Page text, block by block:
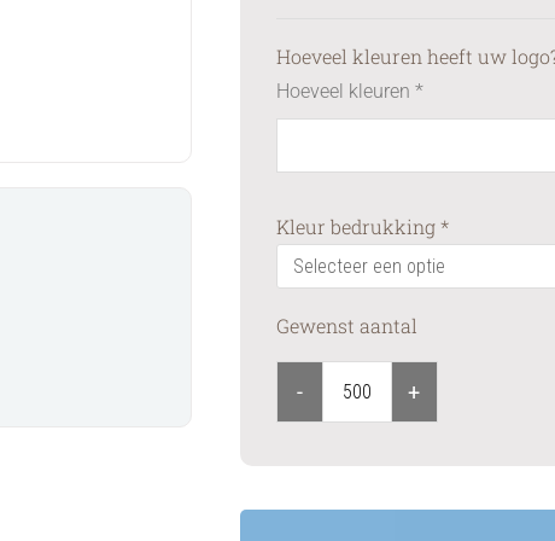
Hoeveel kleuren heeft uw
Hoeveel kleuren *
Kleur bedrukking *
Gewenst aantal
- +